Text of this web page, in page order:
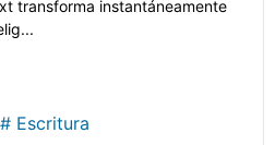
transforma instantáneamente
# Escritura